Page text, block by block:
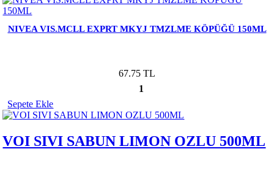
NIVEA VIS.MCLL EXPRT MKYJ TMZLME KÖPÜĞÜ 150ML
67.75 TL
1
Sepete Ekle
VOI SIVI SABUN LIMON OZLU 500ML